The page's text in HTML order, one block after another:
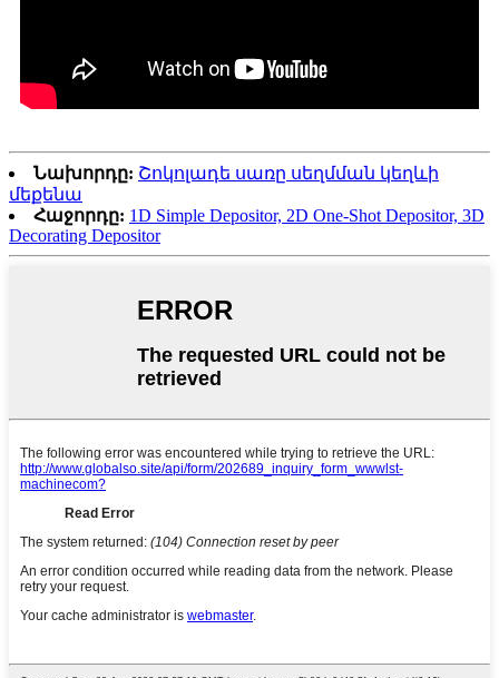
Նախորդը: Շոկոլադե սառը սեղմման կեղևի
մեքենա
Հաջորդը: 1D Simple Depositor, 2D One-Shot Depositor, 3D
Decorating Depositor